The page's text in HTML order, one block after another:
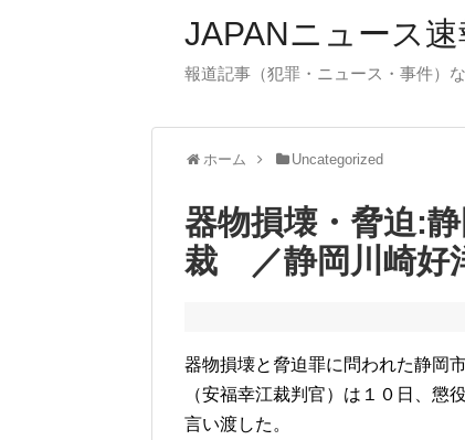
JAPANニュース速
報道記事（犯罪・ニュース・事件）な
ホーム Uncategorized
器物損壊・脅迫:
裁 ／静岡川崎好
器物損壊と脅迫罪に問われた静岡
（安福幸江裁判官）は１０日、懲
言い渡した。